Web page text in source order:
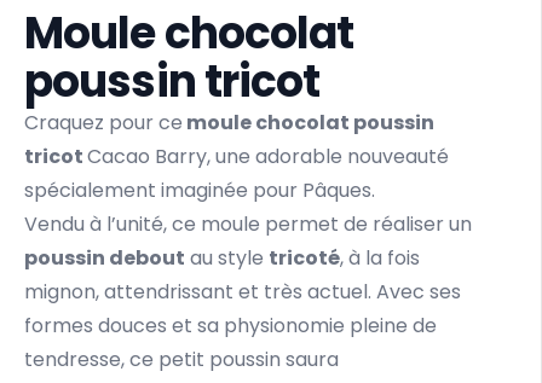
Moule chocolat
poussin tricot
Craquez pour ce moule chocolat poussin
tricotCacao Barry, une adorable nouveauté
spécialement imaginée pour Pâques.
Vendu à l’unité, ce moule permet de réaliser un
poussin debout au style tricoté, à la fois
mignon, attendrissant et très actuel. Avec ses
formes douces et sa physionomie pleine de
tendresse, ce petit poussin saura